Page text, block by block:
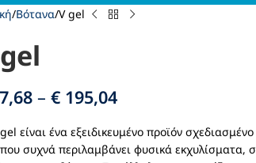
Βότανα V gel
– € 195,04
είναι ένα εξειδικευμένο προϊόν
συχνά περιλαμβάνει φυσικά εκχυλίσματα,